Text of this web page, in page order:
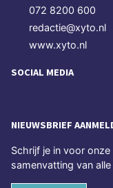
072 8200 600
redactie@xyto.nl
www.xyto.nl
SOCIAL MEDIA
NIEUWSBRIEF
Schrijf je in voor
samenvatting van